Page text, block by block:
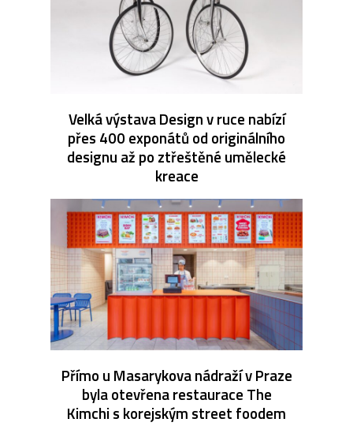
Velká výstava Design v ruce nabízí
přes 400 exponátů od originálního
designu až po ztřeštěné umělecké
kreace
Přímo u Masarykova nádraží v Praze
byla otevřena restaurace The
Kimchi s korejským street foodem